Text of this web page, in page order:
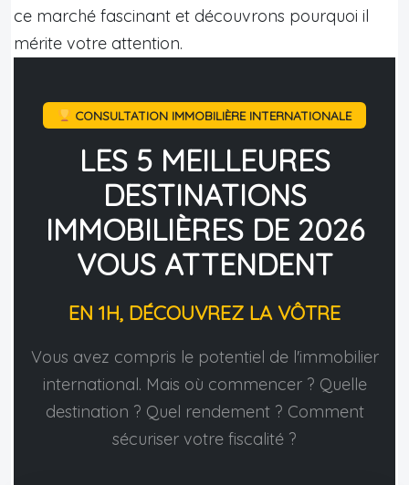
ce marché fascinant et découvrons pourquoi il
mérite votre attention.
CONSULTATION IMMOBILIÈRE INTERNATIONALE
LES 5 MEILLEURES
DESTINATIONS
IMMOBILIÈRES DE 2026
VOUS ATTENDENT
EN 1H, DÉCOUVREZ LA VÔTRE
Vous avez compris le potentiel de l'immobilier
international. Mais où commencer ? Quelle
destination ? Quel rendement ? Comment
sécuriser votre fiscalité ?